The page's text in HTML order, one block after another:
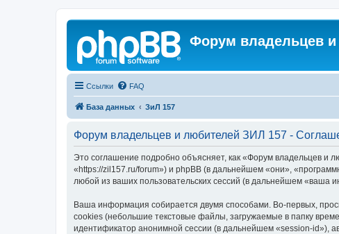
Форум владельцев
Ссылки FAQ
База данных ЗиЛ 157
Форум владельцев и любителей ЗИЛ 157 -
Это соглашение подробно объясняет, как «Форум владельцев
«https://zil157.ru/forum») и phpBB (в дальнейшем «они»,
любой из ваших пользовательских сессий (в дальнейшем «ваша
Ваша информация собирается двумя способами. Во-первых,
cookies (небольшие текстовые файлы, загружаемые в папку
идентификатор анонимной сессии (в дальнейшем «session-id»),